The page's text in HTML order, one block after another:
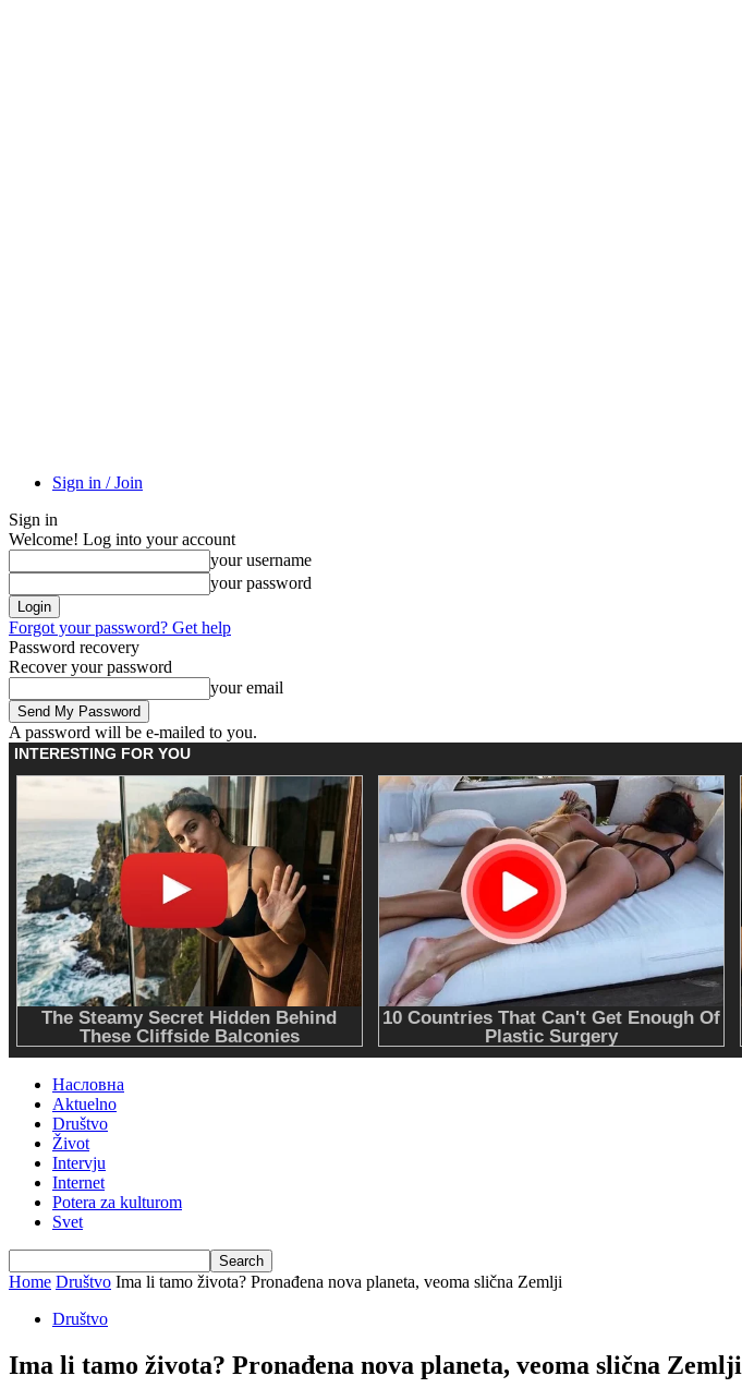
Sign in / Join
Sign in
Welcome! Log into your account
your username
your password
Forgot your password? Get help
Password recovery
Recover your password
your email
A password will be e-mailed to you.
Насловна
Aktuelno
Društvo
Život
Intervju
Internet
Potera za kulturom
Svet
Home Društvo Ima li tamo života? Pronađena nova planeta, veoma slična Zemlji
Društvo
Ima li tamo života? Pronađena nova planeta, veoma slična Zemlji